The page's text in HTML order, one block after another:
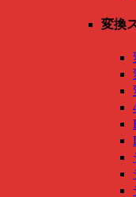
変換